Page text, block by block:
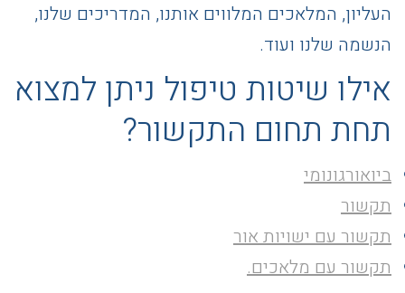
העליון, המלאכים המלווים אותנו, המדריכים שלנו,
הנשמה שלנו ועוד.
אילו שיטות טיפול ניתן למצוא
תחת תחום התקשור?
ביואורגונומי
תקשור
תקשור עם ישויות אור
תקשור עם מלאכים.